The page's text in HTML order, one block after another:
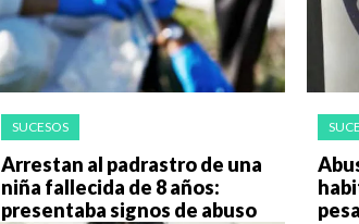
SUCESOS
Arrestan al padrastro de una
niña fallecida de 8 años:
presentaba signos de abuso